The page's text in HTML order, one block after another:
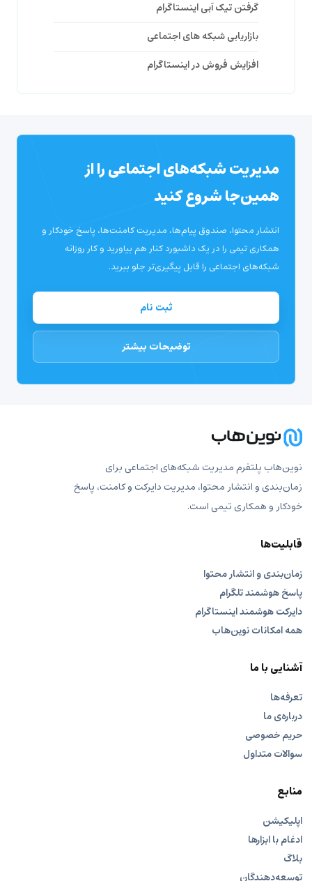
گرفتن تیک آبی اینستاگرام
بازاریابی شبکه های اجتماعی
افزایش فروش در اینستاگرام
مدیریت شبکه‌های اجتماعی را از
همین‌جا شروع کنید
انتشار محتوا، صندوق پیام‌ها، مدیریت کامنت‌ها، پاسخ خودکار و
همکاری تیمی را در یک داشبورد کنار هم بیاورید و کار روزانه
شبکه‌های اجتماعی را قابل پیگیری‌تر جلو ببرید.
ثبت نام
توضیحات بیشتر
نوین‌هاب پلتفرم مدیریت شبکه‌های اجتماعی برای
زمان‌بندی و انتشار محتوا، مدیریت دایرکت و کامنت، پاسخ
خودکار و همکاری تیمی است.
قابلیت‌ها
زمان‌بندی و انتشار محتوا
پاسخ هوشمند تلگرام
دایرکت هوشمند اینستاگرام
همه امکانات نوین‌هاب
آشنایی با ما
تعرفه‌ها
درباره‌ی ما
حریم خصوصی
سوالات متداول
منابع
اپلیکیشن
ادغام با ابزارها
بلاگ
توسعه‌دهندگان